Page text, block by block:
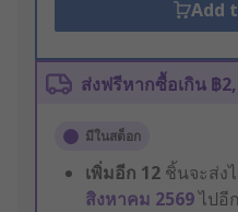
Add
ส่งฟรีหากซื้อเกิน ฿
มีในสต็อก
เพิ่มอีก 12 ชิ้นจะส่ง
สิงหาคม 2569ไปอี